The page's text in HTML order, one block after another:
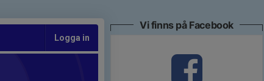
Logga in
Vi finns på Facebook